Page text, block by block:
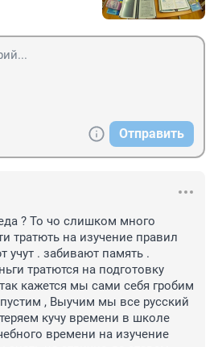
Отправить
? То чо слишком много
тратють на изучение правил
учут . забивают память .
тратются на подготовку
кажется мы сами себя гробим
, Выучим мы все русский
кучу времени в школе
времени на изучение